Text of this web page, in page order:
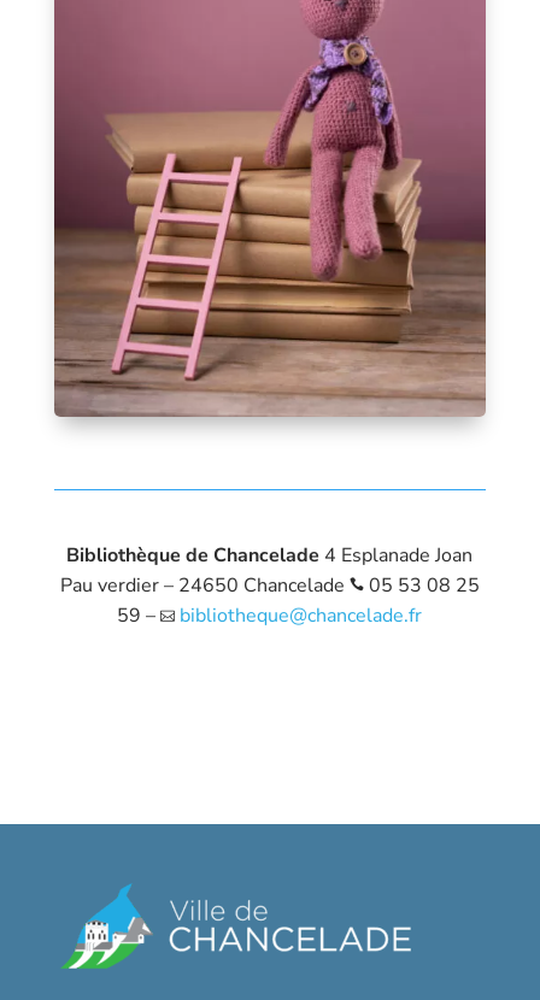
Bibliothèque de Chancelade 4 Esplanade Joan
Pau verdier – 24650 Chancelade
on
05 53 08 25
59 –
bibliotheque@chancelade.fr